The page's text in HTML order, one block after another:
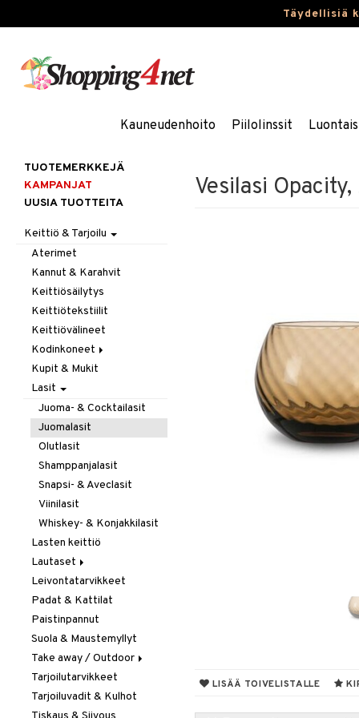
Täydellisiä
Kauneudenhoito Piilolinssit
Vesilasi
LISÄÄ TOIVELISTALLE
TUOTEMERKKEJÄ
KAMPANJAT
UUSIA TUOTTEITA
Keittiö & Tarjoilu
Aterimet
Kannut & Karahvit
Keittiösäilytys
Keittiötekstiilit
Keittiövälineet
Kodinkoneet
Kahvi, Tee & Espresso
Leivänpaahtimet
Mixerit &
Sähkövatkaimet
Muut koneet
Vedenkeittimet
Kupit & Mukit
Lasit
Juoma- & Cocktailasit
Juomalasit
Olutlasit
Shamppanjalasit
Snapsi- & Aveclasit
Viinilasit
Whiskey- & Konjakkilasit
Lasten keittiö
Lautaset
Asetit
Ruokalautaset
Syvät lautaset
Leivontatarvikkeet
Padat & Kattilat
Paistinpannut
Suola & Maustemyllyt
Take away / Outdoor
Eväslaatikot
Pullot
Tarjoilutarvikkeet
Tarjoiluvadit & Kulhot